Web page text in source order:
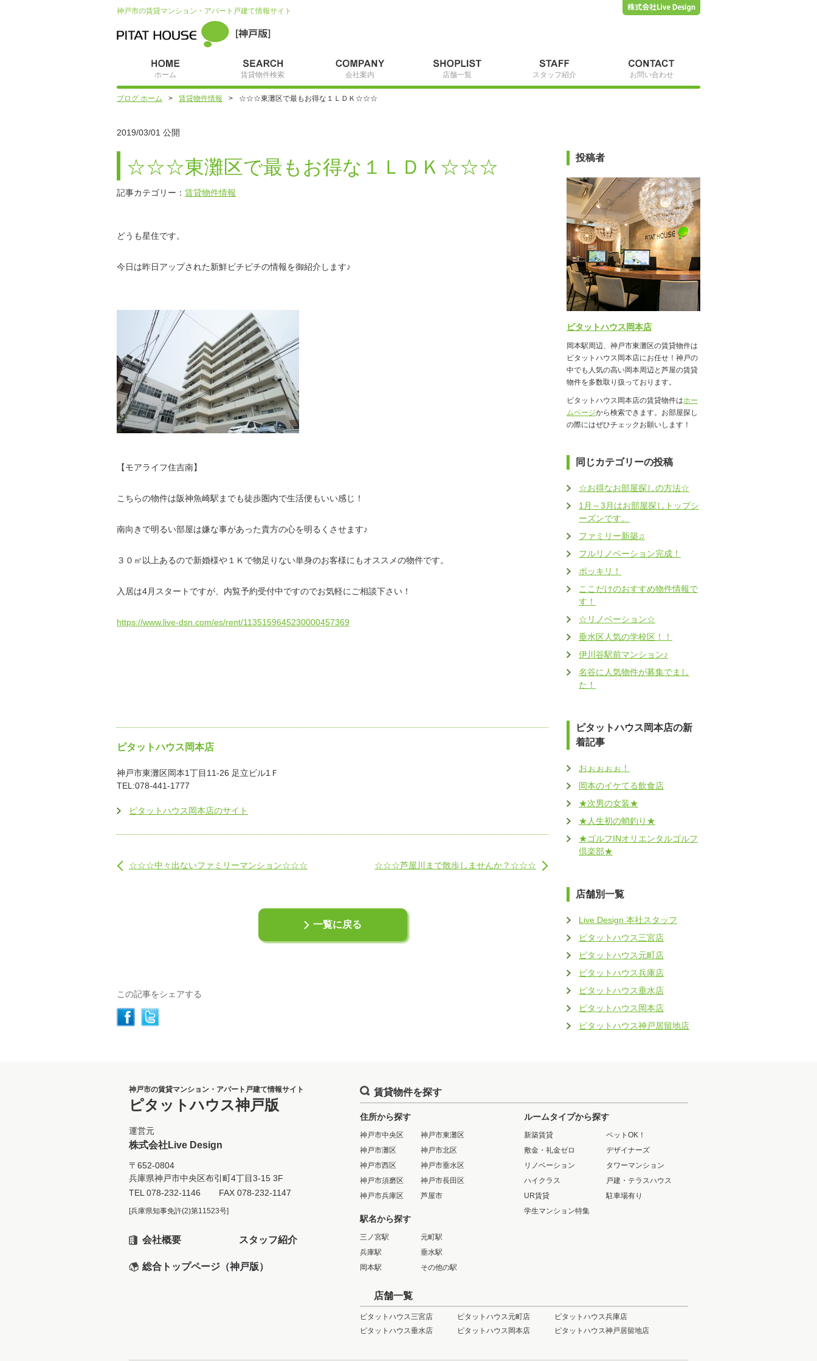
神戸市の賃貸マンション・アパート戸建て情報サイト
ホーム 賃貸物件検索 会社案内 店舗一覧 スタッフ紹介 お問い合わせ
ブログ ホーム 賃貸物件情報 ☆☆☆東灘区で最もお得な１ＬＤＫ☆☆☆
2019/03/01 公開
☆☆☆東灘区で最もお得な１ＬＤＫ☆☆☆
記事カテゴリー： 賃貸物件情報
どうも星住です。
今日は昨日アップされた新鮮ピチピチの情報を御紹介します♪
【モアライフ住吉南】
こちらの物件は阪神魚崎駅までも徒歩圏内で生活便もいい感じ！
南向きで明るい部屋は嫌な事があった貴方の心を明るくさせます♪
３０㎡以上あるので新婚様や１Ｋで物足りない単身のお客様にもオススメの物件です。
入居は4月スタートですが、内覧予約受付中ですのでお気軽にご相談下さい！
https://www.live-dsn.com/es/rent/1135159645230000457369
ピタットハウス岡本店
神戸市東灘区岡本1丁目11-26 足立ビル1Ｆ
TEL:078-441-1777
ピタットハウス岡本店のサイト
☆☆☆中々出ないファミリーマンション☆☆☆ ☆☆☆芦屋川まで散歩しませんか？☆☆☆
一覧に戻る
この記事をシェアする
投稿者
ピタットハウス岡本店
岡本駅周辺、神戸市東灘区の賃貸物件は
ピタットハウス岡本店にお任せ！神戸の
中でも人気の高い岡本周辺と芦屋の賃貸
物件を多数取り扱っております。
ピタットハウス岡本店の賃貸物件はホー
ムページから検索できます。お部屋探し
の際にはぜひチェックお願いします！
同じカテゴリーの投稿
☆お得なお部屋探しの方法☆
1月～3月はお部屋探しトップシ
ーズンです。
ファミリー新築♫
フルリノベーション完成！
ポッキリ！
ここだけのおすすめ物件情報で
す！
☆リノベーション☆
垂水区人気の学校区！！
伊川谷駅前マンション♪
名谷に人気物件が募集でまし
た！
ピタットハウス岡本店の新
着記事
おぉぉぉぉ！
岡本のイケてる飲食店
★次男の女装★
★人生初の蛸釣り★
★ゴルフINオリエンタルゴルフ
倶楽部★
店舗別一覧
Live Design 本社スタッフ
ピタットハウス三宮店
ピタットハウス元町店
ピタットハウス兵庫店
ピタットハウス垂水店
ピタットハウス岡本店
ピタットハウス神戸居留地店
神戸市の賃貸マンション・アパート戸建て情報サイト
ピタットハウス神戸版
運営元
株式会社Live Design
〒652-0804
兵庫県神戸市中央区布引町4丁目3-15 3F
TEL 078-232-1146 FAX 078-232-1147
[兵庫県知事免許(2)第11523号]
会社概要 スタッフ紹介
総合トップページ（神戸版）
賃貸物件を探す
住所から探す
神戸市中央区
神戸市東灘区
神戸市灘区
神戸市北区
神戸市西区
神戸市垂水区
神戸市須磨区
神戸市長田区
神戸市兵庫区
芦屋市
駅名から探す
三ノ宮駅
元町駅
兵庫駅
垂水駅
岡本駅
その他の駅
ルームタイプから探す
新築賃貸
ペットOK！
敷金・礼金ゼロ
デザイナーズ
リノベーション
タワーマンション
ハイクラス
戸建・テラスハウス
UR賃貸
駐車場有り
学生マンション特集
店舗一覧
ピタットハウス三宮店 ピタットハウス元町店
ピタットハウス兵庫店
ピタットハウス垂水店
ピタットハウス岡本店 ピタットハウス神戸居留地店